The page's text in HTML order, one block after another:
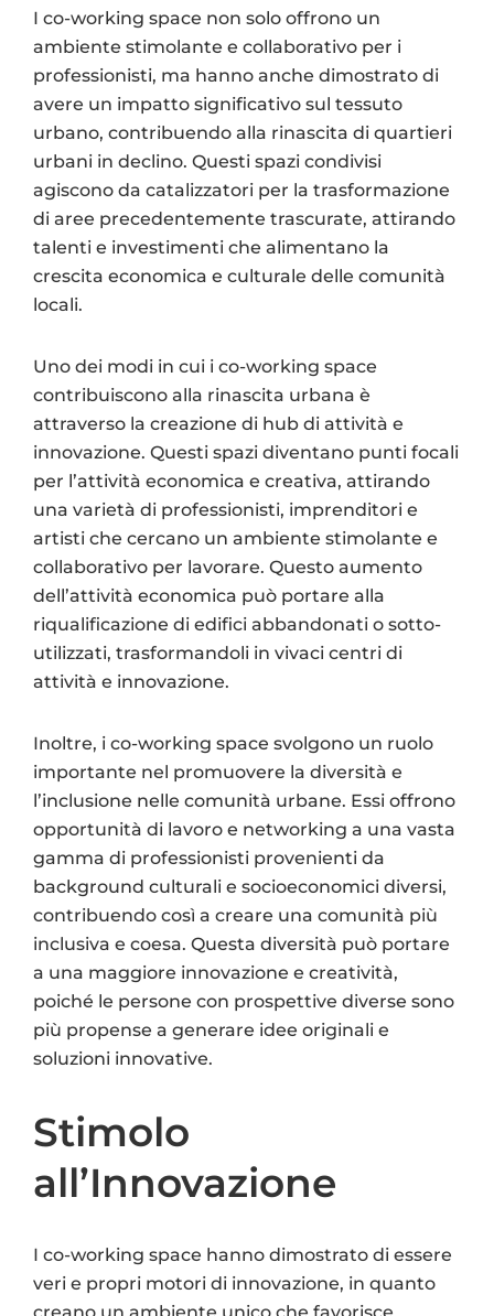
I co-working space non solo offrono un
ambiente stimolante e collaborativo per i
professionisti, ma hanno anche dimostrato di
avere un impatto significativo sul tessuto
urbano, contribuendo alla rinascita di quartieri
urbani in declino. Questi spazi condivisi
agiscono da catalizzatori per la trasformazione
di aree precedentemente trascurate, attirando
talenti e investimenti che alimentano la
crescita economica e culturale delle comunità
locali.
Uno dei modi in cui i co-working space
contribuiscono alla rinascita urbana è
attraverso la creazione di hub di attività e
innovazione. Questi spazi diventano punti focali
per l’attività economica e creativa, attirando
una varietà di professionisti, imprenditori e
artisti che cercano un ambiente stimolante e
collaborativo per lavorare. Questo aumento
dell’attività economica può portare alla
riqualificazione di edifici abbandonati o sotto-
utilizzati, trasformandoli in vivaci centri di
attività e innovazione.
Inoltre, i co-working space svolgono un ruolo
importante nel promuovere la diversità e
l’inclusione nelle comunità urbane. Essi offrono
opportunità di lavoro e networking a una vasta
gamma di professionisti provenienti da
background culturali e socioeconomici diversi,
contribuendo così a creare una comunità più
inclusiva e coesa. Questa diversità può portare
a una maggiore innovazione e creatività,
poiché le persone con prospettive diverse sono
più propense a generare idee originali e
soluzioni innovative.
Stimolo
all’Innovazione
I co-working space hanno dimostrato di essere
veri e propri motori di innovazione, in quanto
creano un ambiente unico che favorisce